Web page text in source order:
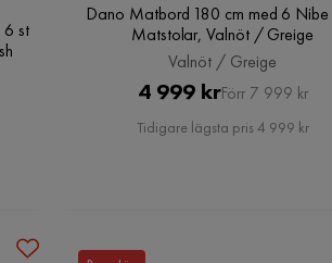
6 st
Dano Matbord 180 cm med 6 Nibe Plus
Matstolar, Valnöt / Greige
Valnöt / Greige
Pris
4 999 krOriginal
Pris
Förr 7 999 kr
Tidigare lägsta pris 4 999 kr